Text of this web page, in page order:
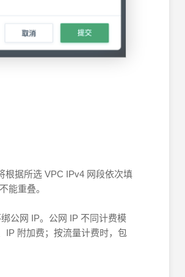
根据所选 VPC IPv4 网段依次填
不能重叠。
绑公网 IP。公网 IP 不同计费模
IP 附加费；按流量计费时，包